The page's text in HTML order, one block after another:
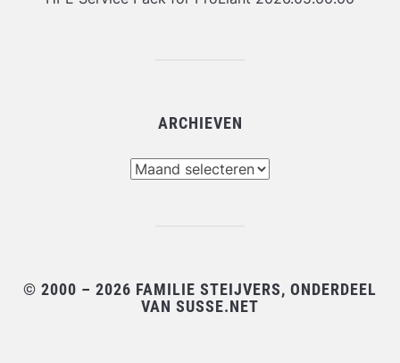
ARCHIEVEN
© 2000 – 2026 FAMILIE STEIJVERS, ONDERDEEL
VAN SUSSE.NET